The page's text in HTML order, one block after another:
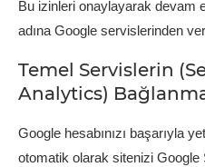
Bu izinleri onaylayarak devam
adına Google servislerinden
Temel Servislerin
Analytics)
Google hesabınızı başarıyla
otomatik olarak sitenizi Google